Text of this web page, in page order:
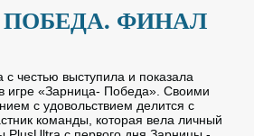
ФИНАЛ
честью выступила и показала
игре «Зарница- Победа». Своими
с удовольствием делится с
команды, которая вела личный